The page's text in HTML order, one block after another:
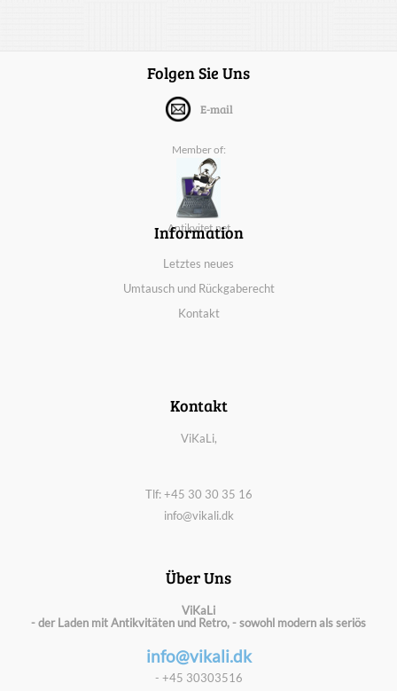
Folgen Sie Uns
E-mail
Member of:
Antikvitet.net
Information
Letztes neues
Umtausch und Rückgaberecht
Kontakt
Kontakt
ViKaLi,
Tlf: +45 30 30 35 16
info@vikali.dk
Über Uns
ViKaLi
- der Laden mit Antikvitäten und Retro, - sowohl modern als seriös
info@vikali.dk
- +45 30303516